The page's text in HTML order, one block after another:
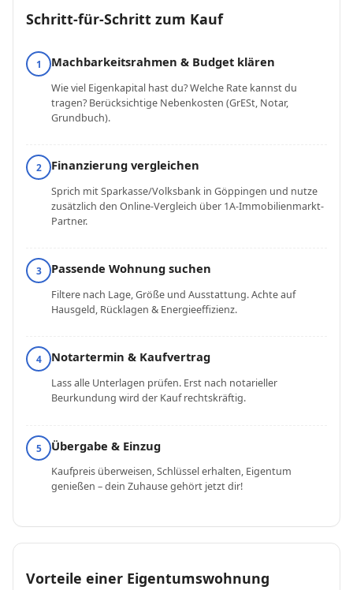
Schritt-für-Schritt zum Kauf
1 Machbarkeitsrahmen & Budget klären
Wie viel Eigenkapital hast du? Welche Rate kannst du
tragen? Berücksichtige Nebenkosten (GrESt, Notar,
Grundbuch).
2 Finanzierung vergleichen
Sprich mit Sparkasse/Volksbank in Göppingen und nutze
zusätzlich den Online-Vergleich über 1A-Immobilienmarkt-
Partner.
3 Passende Wohnung suchen
Filtere nach Lage, Größe und Ausstattung. Achte auf
Hausgeld, Rücklagen & Energieeffizienz.
4 Notartermin & Kaufvertrag
Lass alle Unterlagen prüfen. Erst nach notarieller
Beurkundung wird der Kauf rechtskräftig.
5 Übergabe & Einzug
Kaufpreis überweisen, Schlüssel erhalten, Eigentum
genießen – dein Zuhause gehört jetzt dir!
Vorteile einer Eigentumswohnung